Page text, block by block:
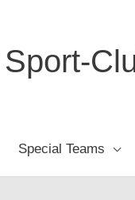
Special Teams